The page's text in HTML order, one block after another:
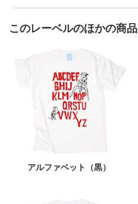
このレーベルのほかの商品
アルファベット（黒）